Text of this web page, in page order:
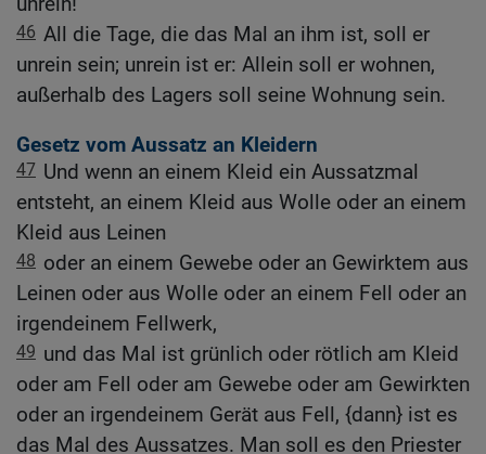
46 All die Tage, die das Mal an ihm ist, soll er
unrein sein; unrein ist er: Allein soll er wohnen,
außerhalb des Lagers soll seine Wohnung sein.
Gesetz vom Aussatz an Kleidern
47 Und wenn an einem Kleid ein Aussatzmal
entsteht, an einem Kleid aus Wolle oder an einem
Kleid aus Leinen
48 oder an einem Gewebe oder an Gewirktem aus
Leinen oder aus Wolle oder an einem Fell oder an
irgendeinem Fellwerk,
49 und das Mal ist grünlich oder rötlich am Kleid
oder am Fell oder am Gewebe oder am Gewirkten
oder an irgendeinem Gerät aus Fell, {dann} ist es
das Mal des Aussatzes. Man soll es den Priester